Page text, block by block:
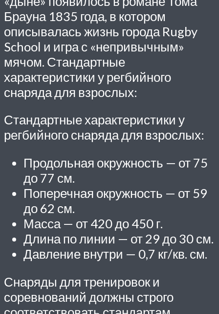
Брауна 1835 года, в котором
описывалась жизнь города Rugby
School и игра с «непривычным»
мячом. Стандартные
характеристики у регбийного
снаряда для взрослых:
Стандартные характеристики у
регбийного снаряда для взрослых:
Продольная окружность — от 75
до 77 см.
Поперечная окружность — от 59
до 62 см.
Масса — от 420 до 450 г.
Длина по линии — от 29 до 30 см.
Давление внутри — 0,7 кг/кв. см.
Снаряды для тренировок и
соревнований должны строго